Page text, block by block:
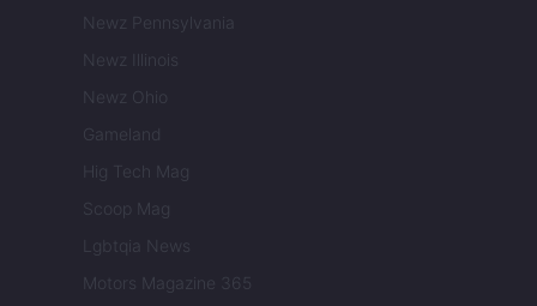
Newz Pennsylvania
Newz Illinois
Newz Ohio
Gameland
Hig Tech Mag
Scoop Mag
Lgbtqia News
Motors Magazine 365